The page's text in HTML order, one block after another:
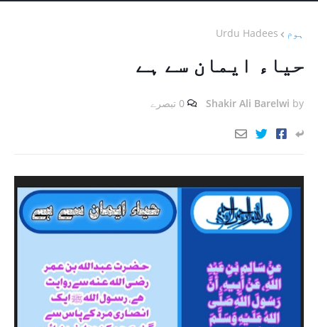
ہوم Urdu Hadees
حیاء ایمان سے ہے
by
Shakir Ali Barelwi 0 تبصرے